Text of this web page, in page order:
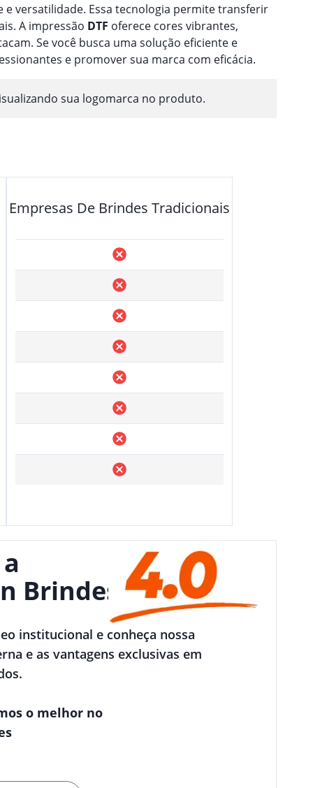
versatilidade. Essa tecnologia permite transferir
A impressão DTF oferece cores vibrantes,
Se você busca uma solução eficiente e
e promover sua marca com eficácia.
sua logomarca no produto.
Empresas De Brindes Tradicionais
Brindes
institucional e conheça nossa
e as vantagens exclusivas em
o melhor no